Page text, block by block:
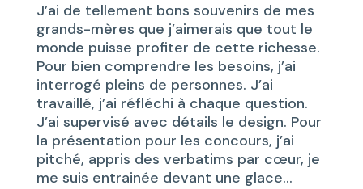
J’ai de tellement bons souvenirs de mes
grands-mères que j’aimerais que tout le
monde puisse profiter de cette richesse.
Pour bien comprendre les besoins, j’ai
interrogé pleins de personnes. J’ai
travaillé, j’ai réfléchi à chaque question.
J’ai supervisé avec détails le design. Pour
la présentation pour les concours, j’ai
pitché, appris des verbatims par cœur, je
me suis entrainée devant une glace…